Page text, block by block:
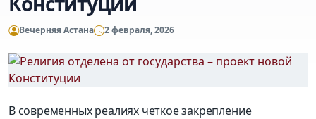
Вечерняя Астана 2 февраля, 2026
В современных реалиях четкое закрепление